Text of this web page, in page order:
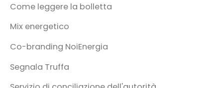
Come leggere la bolletta
Mix energetico
Co-branding NoiEnergia
Segnala Truffa